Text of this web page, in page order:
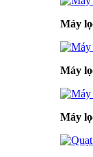
Máy
Máy
Máy